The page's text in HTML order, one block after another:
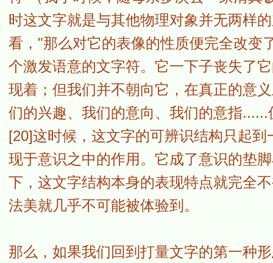
时这文字就是与其他物理对象并无两样
看，"那么对它的表像的性质便完全改变
个激发语意的文字符。它一下子丧失了
现着；但我们并不朝向它，在真正的意
们的兴趣、我们的意向、我们的意指
[20]这时候，这文字的可辨识结构只起
现于意识之中的作用。它成了意识的垫
下，这文字结构本身的表现特点就完全
法美就几乎不可能被体验到。
那么，如果我们回到打量文字的第一种